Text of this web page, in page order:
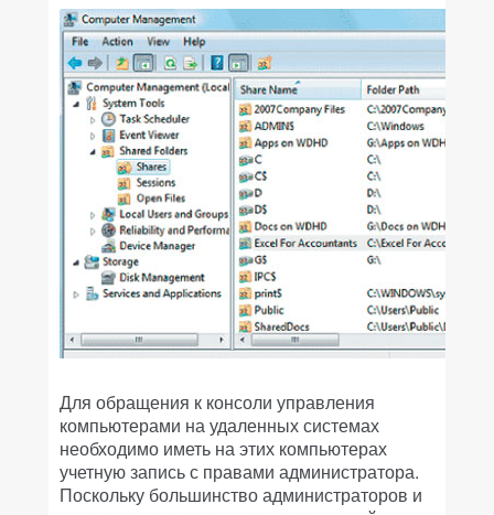
Для обращения к консоли управления
компьютерами на удаленных системах
необходимо иметь на этих компьютерах
учетную запись с правами администратора.
Поскольку большинство администраторов и